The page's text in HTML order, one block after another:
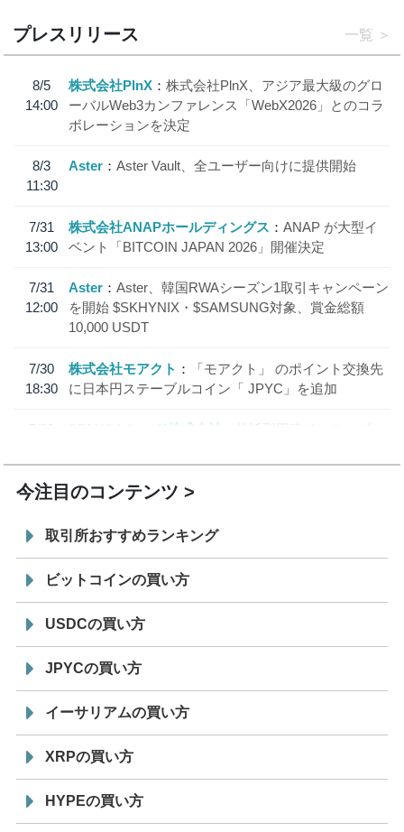
プレスリリース 一覧
8/5
14:00
株式会社PlnX
株式会社PlnX、アジア最大級のグロ
ーバルWeb3カンファレンス「WebX2026」とのコラ
ボレーションを決定
8/3
11:30
Aster Aster Vault、全ユーザー向けに提供開始
7/31
13:00
株式会社ANAPホールディングス
ANAP が大型イ
ベント「BITCOIN JAPAN 2026」開催決定
7/31
12:00
Aster
Aster、韓国RWAシーズン1取引キャンペーン
を開始 $SKHYNIX・$SAMSUNG対象、賞金総額
10,000 USDT
7/30
18:30
株式会社モアクト
「モアクト」 のポイント交換先
に日本円ステーブルコイン「 JPYC」を追加
7/29
SBI VCトレード株式会社
信託型円建てステーブル
今注目のコンテンツ
取引所おすすめランキング
ビットコインの買い方
USDCの買い方
JPYCの買い方
イーサリアムの買い方
XRPの買い方
HYPEの買い方